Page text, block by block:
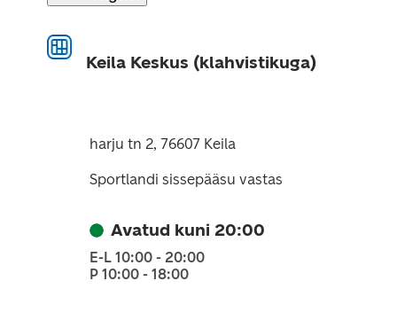
Keila Keskus (klahvistikuga)
harju tn 2, 76607 Keila
Sportlandi sissepääsu vastas
Avatud kuni 20:00
E-L 10:00 - 20:00
P 10:00 - 18:00